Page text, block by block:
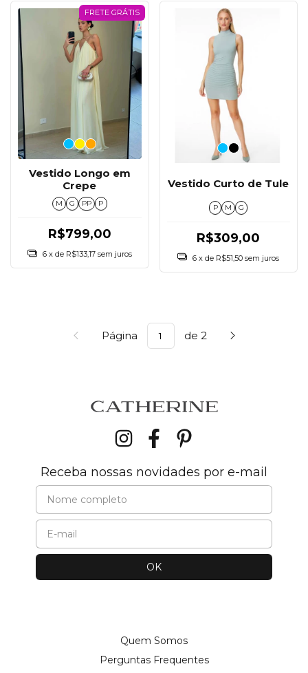
FRETE GRÁTIS
Vestido Longo em
Crepe
M G PP P
R$799,00
6 x de R$133,17 sem juros
Vestido Curto de Tule
P M G
R$309,00
6 x de R$51,50 sem juros
Página de 2
Receba nossas novidades por e-mail
Quem Somos
Perguntas Frequentes